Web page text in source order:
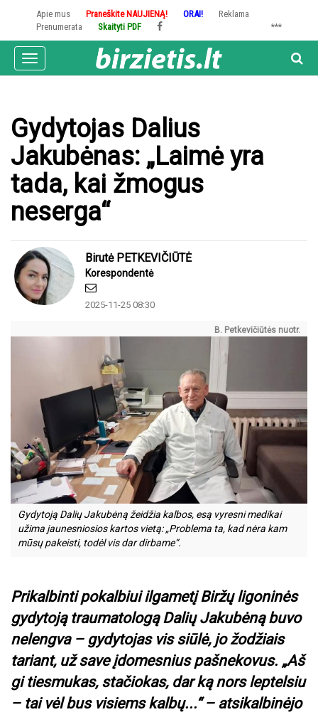
turinį
Apie mus Praneškite NAUJIENĄ! ORAI!
Reklama
Prenumerata
Skaityti PDF ***
Toggle
navigation
Gydytojas Dalius
Jakubėnas: „Laimė yra
tada, kai žmogus
neserga“
Birutė PETKEVIČIŪTĖ
Korespondentė
2025-11-25 08:30
B. Petkevičiūtės nuotr.
Gydytoją Dalių Jakubėną žeidžia kalbos, esą vyresni medikai
užima jaunesniosios kartos vietą: „Problema ta, kad nėra kam
mūsų pakeisti, todėl vis dar dirbame“.
Prikalbinti pokalbiui ilgametį Biržų ligoninės
gydytoją traumatologą Dalių Jakubėną buvo
nelengva – gydytojas vis siūlė, jo žodžiais
tariant, už save įdomesnius pašnekovus. „Aš
gi tiesmukas, stačiokas, dar ką nors leptelsiu
– tai vėl bus visiems kalbų...“ – atsikalbinėjo